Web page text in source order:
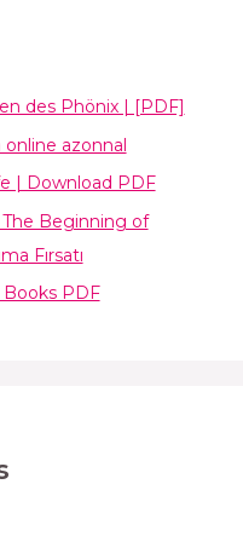
des Phönix | [PDF]
azonnal
| Download PDF
Beginning of
Fırsatı
PDF